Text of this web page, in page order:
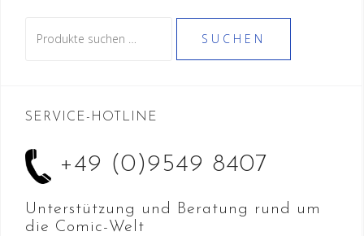
nach:
SUCHEN
SERVICE-HOTLINE
+49 (0)9549 8407
Unterstützung und Beratung rund um
die Comic-Welt